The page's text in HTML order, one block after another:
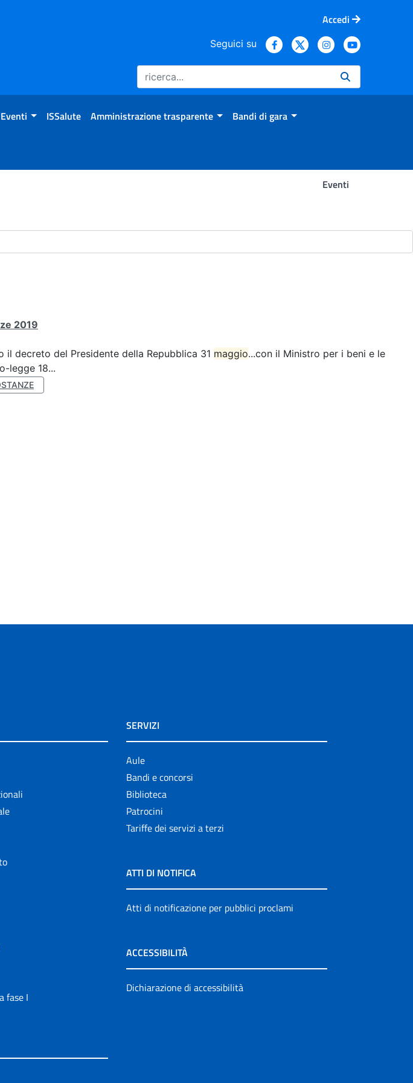
Accedi
Seguici su
Eventi ISSalute Amministrazione trasparente Bandi di gara
Eventi
2019
decreto del Presidente della Repubblica 31 maggio...con il Ministro per i beni e le
legge 18...
fase I
SERVIZI
Aule
Bandi e concorsi
Biblioteca
Patrocini
Tariffe dei servizi a terzi
ATTI DI NOTIFICA
Atti di notificazione per pubblici proclami
ACCESSIBILITÀ
Dichiarazione di accessibilità